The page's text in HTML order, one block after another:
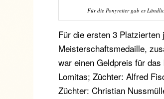
Für die Ponyreiter gab es
Für die ersten 3 Platzierten
Meisterschaftsmedaille,
war einen Geldpreis für
Lomitas; Züchter: Alfred
Züchter: Christian